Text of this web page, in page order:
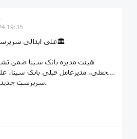
19:35
🏛علی ابدالی سرپرست بانک سینا شد🏛
هیئت‌ مدیره بانک سینا ضمن
فتحعلی، مدیرعامل قبلی بانک سینا،
سرپرست جدید این بانک انتخاب کرد.